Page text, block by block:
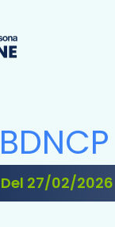
27/02/2026